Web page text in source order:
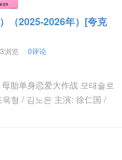
（2025-2026年）[夸克
浏览 0评论
胎单身恋爱大作战 모태솔로
형 / 김노은 主演: 徐仁国 /